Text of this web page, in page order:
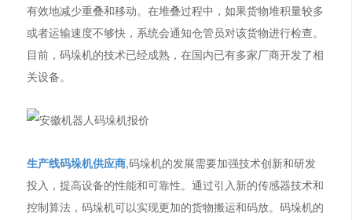
有效地减少重叠和移动。在堆叠过程中，如果货物堆积量较多
或者运输速度不够快，系统会通知仓管员对该货物进行检查。
目前，码垛机的技术已经成熟，在国内已有多家厂商开发了相
关设备。
生产线码垛机供应商,码垛机的发展需要加强技术创新和研发
投入，提高设备的性能和可靠性。通过引入新的传感器技术和
控制算法，码垛机可以实现更加的货物搬运和码放。码垛机的